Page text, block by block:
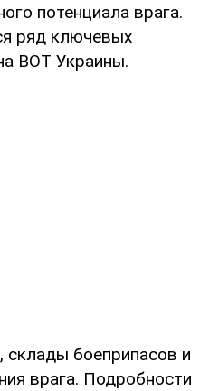
потенциала врага.
ряд ключевых
ВОТ Украины.
склады боеприпасов и
врага. Подробности